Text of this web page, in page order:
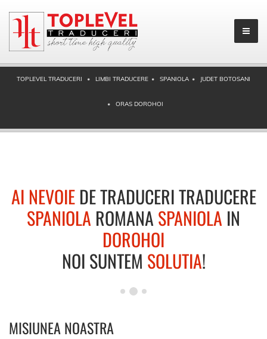
TOPLEVEL TRADUCERI LIMBI TRADUCERE SPANIOLA JUDET BOTOSANI
ORAS DOROHOI
AI NEVOIEDE TRADUCERI TRADUCERE
SPANIOLA ROMANA SPANIOLA IN
DOROHOI
NOI SUNTEM SOLUTIA!
MISIUNEA NOASTRA